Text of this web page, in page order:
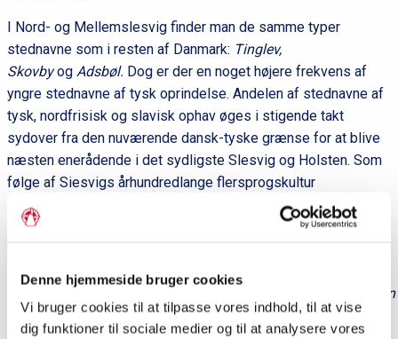
Denne hjemmeside bruger cookies
Vi bruger cookies til at tilpasse vores indhold, til at vise
dig funktioner til sociale medier og til at analysere vores
I Nord- og Mellemslesvig finder man de samme typer
stednavne som i resten af Danmark: Tinglev,
Skovbyog Adsbøl. Dog er der en noget højere frekvens af
yngre stednavne af tysk oprindelse. Andelen af stednavne af
tysk, nordfrisisk og slavisk ophav øges i stigende takt
sydover fra den nuværende dansk-tyske grænse for at blive
næsten enerådende i det sydligste Slesvig og Holsten. Som
følge af Siesvigs århundredlange flersprogskultur
optræder mange stednavne uanset oprindelse i
flere sprogvarianter, fx
Schööbel(nordfrisisk)
Aasterhoorne
(nordfrisisk) og Oster-Langenhorn
Nordfrisland samt
(dansk), Tondern
Den danske retskrivningskonvention levner ikke mulighed for